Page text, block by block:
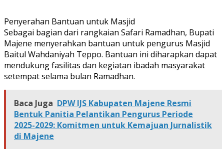
Penyerahan Bantuan untuk Masjid
Sebagai bagian dari rangkaian Safari Ramadhan, Bupati
Majene menyerahkan bantuan untuk pengurus Masjid
Baitul Wahdaniyah Teppo. Bantuan ini diharapkan dapat
mendukung fasilitas dan kegiatan ibadah masyarakat
setempat selama bulan Ramadhan.
Baca Juga DPW IJS Kabupaten Majene Resmi
Bentuk Panitia Pelantikan Pengurus Periode
2025-2029: Komitmen untuk Kemajuan Jurnalistik
di Majene